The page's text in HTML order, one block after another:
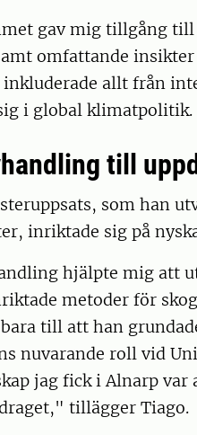
gav mig tillgång
omfattande
inkluderade allt från
i global klimatpolitik.
till
som han
inriktade sig på
hjälpte mig att
metoder för
till att han
nuvarande roll vid
jag fick i Alnarp
tillägger Tiago.